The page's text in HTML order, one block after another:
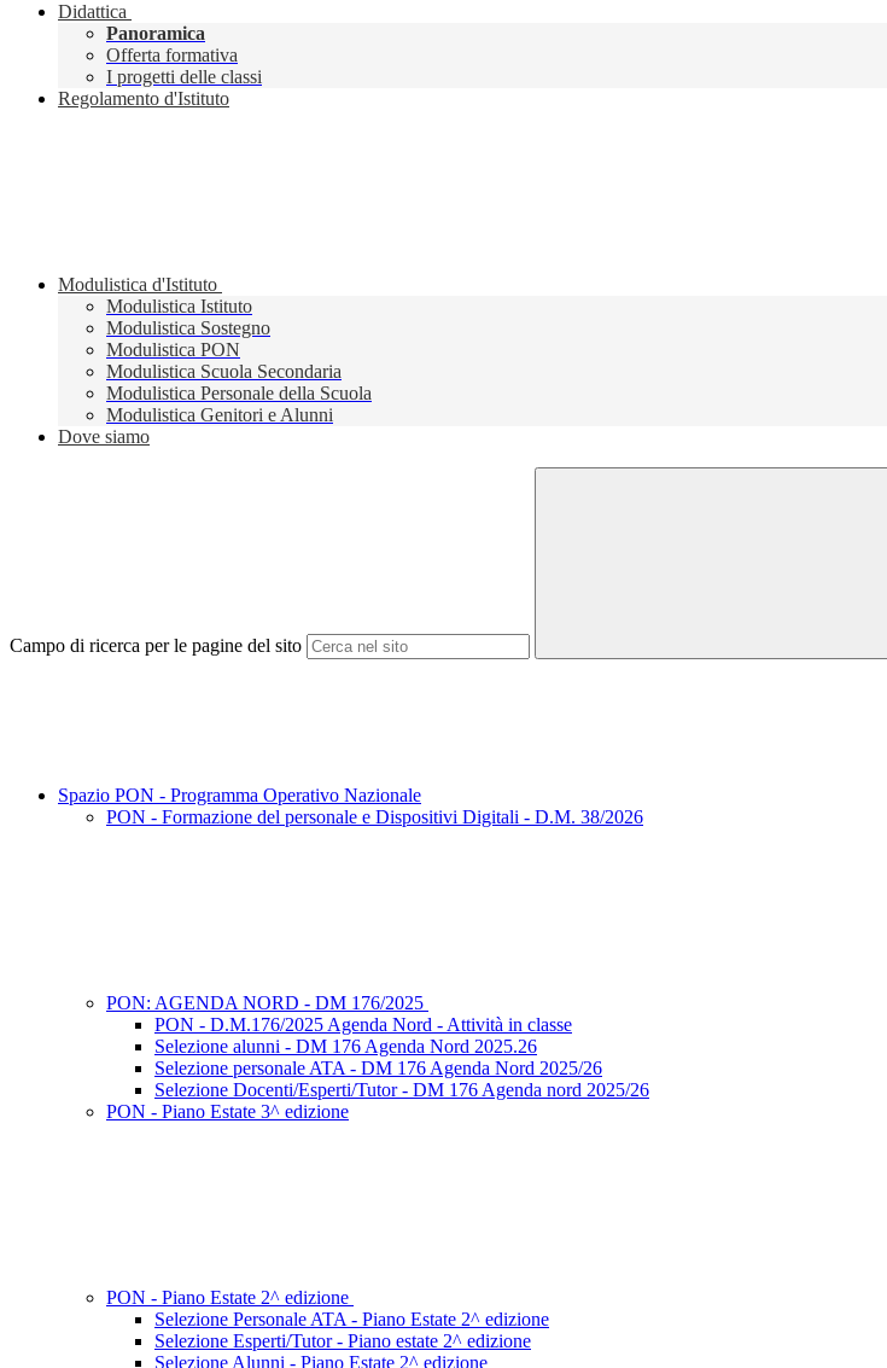
Didattica
Panoramica
Offerta formativa
I progetti delle classi
Regolamento d'Istituto
Modulistica d'Istituto
Modulistica Istituto
Modulistica Sostegno
Modulistica PON
Modulistica Scuola Secondaria
Modulistica Personale della Scuola
Modulistica Genitori e Alunni
Dove siamo
Campo di ricerca per le pagine del sito
Spazio PON - Programma Operativo Nazionale
PON - Formazione del personale e Dispositivi Digitali - D.M. 38/2026
PON: AGENDA NORD - DM 176/2025
PON - D.M.176/2025 Agenda Nord - Attività in classe
Selezione alunni - DM 176 Agenda Nord 2025.26
Selezione personale ATA - DM 176 Agenda Nord 2025/26
Selezione Docenti/Esperti/Tutor - DM 176 Agenda nord 2025/26
PON - Piano Estate 3^ edizione
PON - Piano Estate 2^ edizione
Selezione Personale ATA - Piano Estate 2^ edizione
Selezione Esperti/Tutor - Piano estate 2^ edizione
Selezione Alunni - Piano Estate 2^ edizione